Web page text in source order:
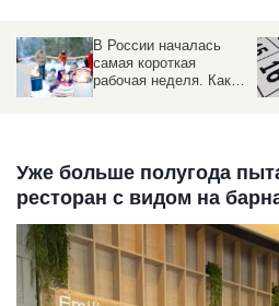
В России началась
самая короткая
рабочая неделя. Как
Уже больше полугода
ресторан с видом на